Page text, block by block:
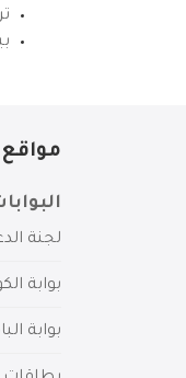
مواقع
لجنة
بوابة
بوابة